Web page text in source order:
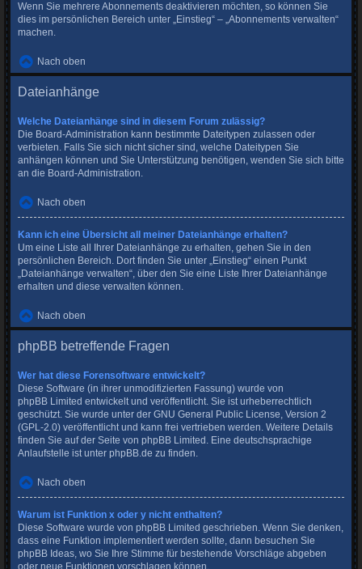
Wenn Sie mehrere Abonnements deaktivieren möchten, so können Sie
dies im persönlichen Bereich unter „Einstieg“ – „Abonnements verwalten“
machen.
Nach oben
Dateianhänge
Welche Dateianhänge sind in diesem Forum zulässig?
Die Board-Administration kann bestimmte Dateitypen zulassen oder
verbieten. Falls Sie sich nicht sicher sind, welche Dateitypen Sie
anhängen können und Sie Unterstützung benötigen, wenden Sie sich bitte
an die Board-Administration.
Nach oben
Kann ich eine Übersicht all meiner Dateianhänge erhalten?
Um eine Liste all Ihrer Dateianhänge zu erhalten, gehen Sie in den
persönlichen Bereich. Dort finden Sie unter „Einstieg“ einen Punkt
„Dateianhänge verwalten“, über den Sie eine Liste Ihrer Dateianhänge
erhalten und diese verwalten können.
Nach oben
phpBB betreffende Fragen
Wer hat diese Forensoftware entwickelt?
Diese Software (in ihrer unmodifizierten Fassung) wurde von
phpBB Limited entwickelt und veröffentlicht. Sie ist urheberrechtlich
geschützt. Sie wurde unter der GNU General Public License, Version 2
(GPL-2.0) veröffentlicht und kann frei vertrieben werden. Weitere Details
finden Sie auf der Seite von phpBB Limited . Eine deutschsprachige
Anlaufstelle ist unter phpBB.de zu finden.
Nach oben
Warum ist Funktion x oder y nicht enthalten?
Diese Software wurde von phpBB Limited geschrieben. Wenn Sie denken,
dass eine Funktion implementiert werden sollte, dann besuchen Sie
phpBB Ideas, wo Sie Ihre Stimme für bestehende Vorschläge abgeben
oder neue Funktionen vorschlagen können.